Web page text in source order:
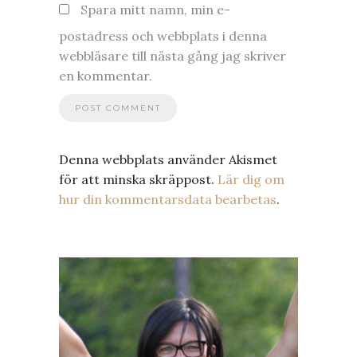
Spara mitt namn, min e-
postadress och webbplats i denna
webbläsare till nästa gång jag skriver
en kommentar.
Denna webbplats använder Akismet
för att minska skräppost. Lär dig om
hur din kommentarsdata bearbetas.